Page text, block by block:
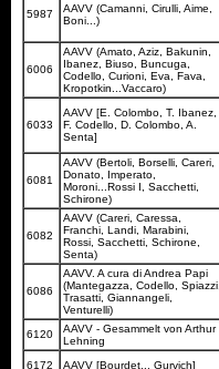
5987
AAVV (Camanni, Cirulli, Aime,
Boni...)
6006
AAVV (Amato, Aziz, Bakunin,
Ibanez, Biuso, Buncuga,
Codello, Curioni, Eva, Fava,
Kropotkin...Vaccaro)
6033
AAVV [E. Colombo, T. Ibanez,
F. Codello, D. Colombo, A.
Senta]
6081
AAVV (Bertoli, Borselli, Careri,
Donato, Imperato,
Moroni...Rossi I, Sacchetti,
Schirone)
6082
AAVV (Careri, Caressa,
Franchi, Landi, Marabini,
Rossi, Sacchetti, Schirone,
Senta)
6086
AAVV. A cura di Andrea Papi
(Mantegazza, Codello, Spiazzi,
Trasatti, Giannangeli,
Venturelli)
6120
AAVV - Gesammelt von Arthur
Lehning
6172 AAVV [Bourdet... Gurvich]